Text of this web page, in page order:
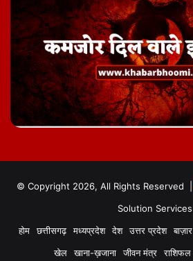
© Copyright 2026, All Rights Reserved |
Solution Services
होम
छत्तीसगढ़ मध्यप्रदेश देश उत्तर प्रदेश बाज़ार
खेल
खाना-ख़जाना जीवन मंत्र राशिफल